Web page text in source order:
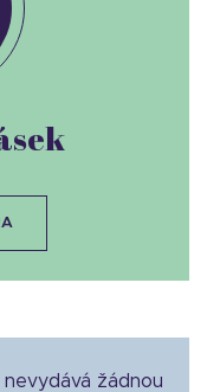
žádnou